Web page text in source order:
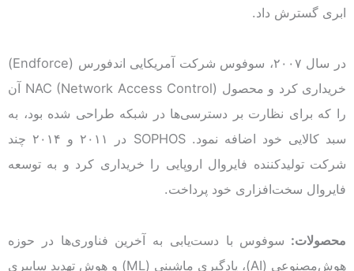
ابری گسترش داد.
در سال ۲۰۰۷، سوفوس شرکت آمریکایی اندفورس (Endforce)
خریداری کرد و محصول NAC (Network Access Control) آن
را که برای نظارت بر دسترسی‌ها در شبکه طراحی شده بود، به
سبد کالایی خود اضافه نمود. SOPHOS در ۲۰۱۱ و ۲۰۱۴ چند
شرکت‌ تولیدکننده فایروال اروپایی را خریداری کرد و به توسعه
فایروال سخت‌افزاری خود پرداخت.
محصولات: سوفوس با دست‌یابی به آخرین فناوری‌ها در حوزه
هوش‌مصنوعی (AI)، یادگیری ماشینی (ML) و هوش تهدید سایبری